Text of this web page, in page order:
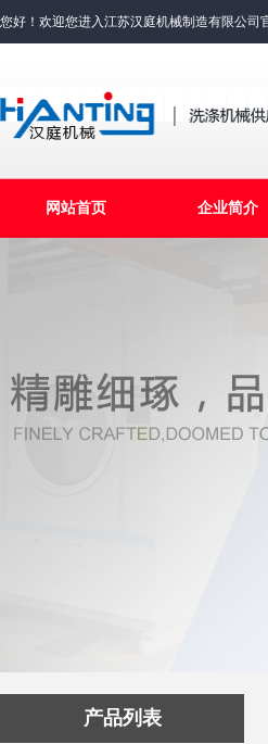
您好！欢迎您进入江苏汉庭机械制造有限公司
网站首页 企业简介
产品列表